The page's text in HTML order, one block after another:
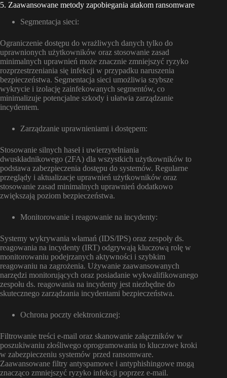
5. Zaawansowane metody zapobiegania atakom ransomware
Segmentacja sieci:
Ograniczenie dostępu do wrażliwych danych tylko do
uprawnionych użytkowników oraz stosowanie zasad
minimalnych uprawnień może znacznie zmniejszyć ryzyko
rozprzestrzeniania się infekcji w przypadku naruszenia
bezpieczeństwa. Segmentacja sieci umożliwia szybsze
wykrycie i izolację zainfekowanych segmentów, co
minimalizuje potencjalne szkody i ułatwia zarządzanie
incydentem.
Zarządzanie uprawnieniami i dostępem:
Stosowanie silnych haseł i uwierzytelniania
dwuskładnikowego (2FA) dla wszystkich użytkowników to
podstawa zabezpieczenia dostępu do systemów. Regularne
przeglądy i aktualizacje uprawnień użytkowników oraz
stosowanie zasad minimalnych uprawnień dodatkowo
zwiększają poziom bezpieczeństwa.
Monitorowanie i reagowanie na incydenty:
Systemy wykrywania włamań (IDS/IPS) oraz zespoły ds.
reagowania na incydenty (IRT) odgrywają kluczową rolę w
monitorowaniu podejrzanych aktywności i szybkim
reagowaniu na zagrożenia. Używanie zaawansowanych
narzędzi monitorujących oraz posiadanie wykwalifikowanego
zespołu ds. reagowania na incydenty jest niezbędne do
skutecznego zarządzania incydentami bezpieczeństwa.
Ochrona poczty elektronicznej:
Filtrowanie treści e-mail oraz skanowanie załączników w
poszukiwaniu złośliwego oprogramowania to kluczowe kroki
w zabezpieczeniu systemów przed ransomware.
Zaawansowane filtry antyspamowe i antyphishingowe mogą
znacząco zmniejszyć ryzyko infekcji poprzez e-mail.